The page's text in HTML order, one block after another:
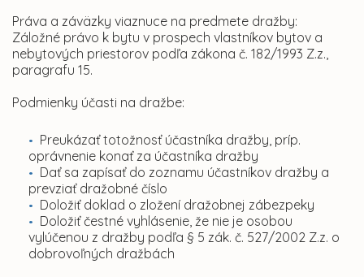
Práva a záväzky viaznuce na predmete dražby:
Záložné právo k bytu v prospech vlastníkov bytov a
nebytových priestorov podľa zákona č. 182/1993 Z.z.,
paragrafu 15.
Podmienky účasti na dražbe:
Preukázať totožnosť účastníka dražby, príp.
oprávnenie konať za účastníka dražby
Dať sa zapísať do zoznamu účastníkov dražby a
prevziať dražobné číslo
Doložiť doklad o zložení dražobnej zábezpeky
Doložiť čestné vyhlásenie, že nie je osobou
vylúčenou z dražby podľa § 5 zák. č. 527/2002 Z.z. o
dobrovoľných dražbách